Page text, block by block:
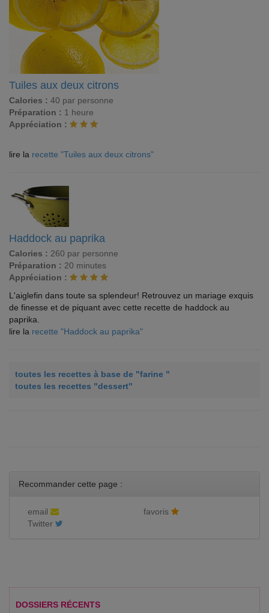
Tuiles aux deux citrons
Calories : 40 par personne
Préparation : 1 heure
Appréciation :
lire la recette "Tuiles aux deux citrons"
Haddock au paprika
Calories : 260 par personne
Préparation : 20 minutes
Appréciation :
L'aiglefin dans toute sa splendeur! Retrouvez un mariage exquis
de finesse et de piquant avec cette recette de haddock au
paprika.
lire la recette "Haddock au paprika"
toutes les recettes à base de "farine "
toutes les recettes "dessert"
Recommander cette page :
email
favoris
Twitter
DOSSIERS RÉCENTS